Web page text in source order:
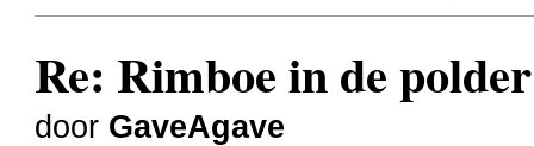
Re: Rimboe in de
door GaveAgave